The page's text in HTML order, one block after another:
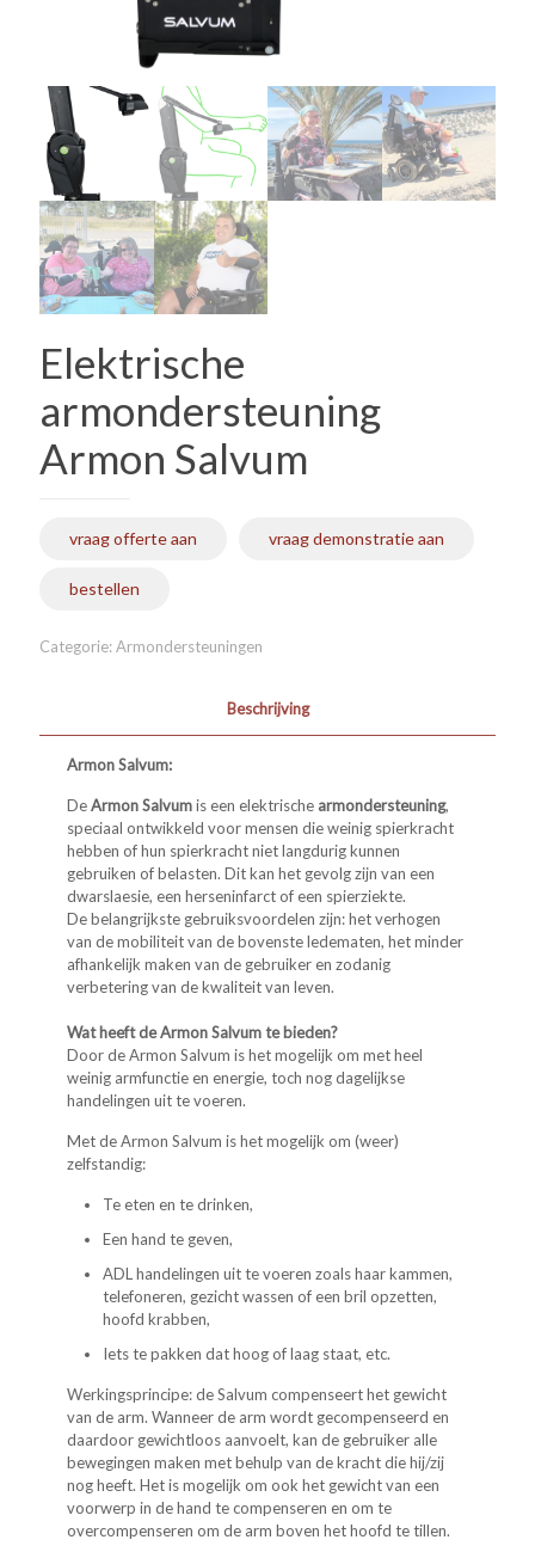
Elektrische
armondersteuning
Armon Salvum
vraag offerte aan vraag demonstratie aan
bestellen
Categorie:Armondersteuningen
Beschrijving
Armon Salvum:
DeArmon Salvumis een elektrische armondersteuning,
speciaal ontwikkeld voor mensen die weinig spierkracht
hebben of hun spierkracht niet langdurig kunnen
gebruiken of belasten. Dit kan het gevolg zijn van een
dwarslaesie, een herseninfarct of een spierziekte.
De belangrijkste gebruiksvoordelen zijn: het verhogen
van de mobiliteit van de bovenste ledematen, het minder
afhankelijk maken van de gebruiker en zodanig
verbetering van de kwaliteit van leven.
Wat heeft de Armon Salvum te bieden?
Door de Armon Salvum is het mogelijk om met heel
weinig armfunctie en energie, toch nog dagelijkse
handelingen uit te voeren.
Met de Armon Salvum is het mogelijk om (weer)
zelfstandig:
Te eten en te drinken,
Een hand te geven,
ADL handelingen uit te voeren zoals haar kammen,
telefoneren, gezicht wassen of een bril opzetten,
hoofd krabben,
Iets te pakken dat hoog of laag staat, etc.
Werkingsprincipe: de Salvum compenseert het gewicht
van de arm. Wanneer de arm wordt gecompenseerd en
daardoor gewichtloos aanvoelt, kan de gebruiker alle
bewegingen maken met behulp van de kracht die hij/zij
nog heeft. Het is mogelijk om ook het gewicht van een
voorwerp in de hand te compenseren en om te
overcompenseren om de arm boven het hoofd te tillen.